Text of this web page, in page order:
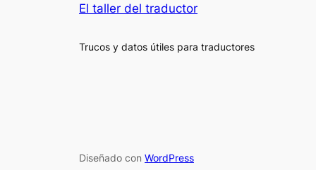
El taller del traductor
Trucos y datos útiles para traductores
Diseñado con WordPress